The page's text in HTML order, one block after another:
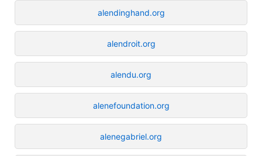
alendinghand.org
alendroit.org
alendu.org
alenefoundation.org
alenegabriel.org